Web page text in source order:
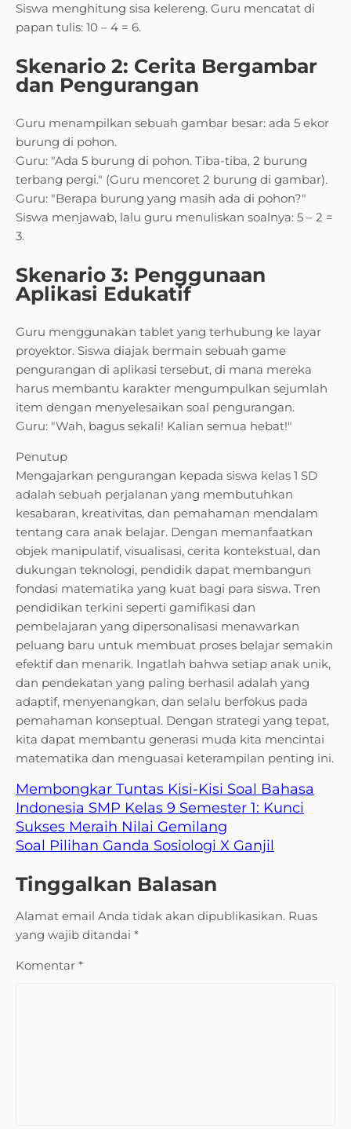
Siswa menghitung sisa kelereng. Guru mencatat di
papan tulis: 10 – 4 = 6.
Skenario 2: Cerita Bergambar
dan Pengurangan
Guru menampilkan sebuah gambar besar: ada 5 ekor
burung di pohon.
Guru: "Ada 5 burung di pohon. Tiba-tiba, 2 burung
terbang pergi." (Guru mencoret 2 burung di gambar).
Guru: "Berapa burung yang masih ada di pohon?"
Siswa menjawab, lalu guru menuliskan soalnya: 5 – 2 =
3.
Skenario 3: Penggunaan
Aplikasi Edukatif
Guru menggunakan tablet yang terhubung ke layar
proyektor. Siswa diajak bermain sebuah game
pengurangan di aplikasi tersebut, di mana mereka
harus membantu karakter mengumpulkan sejumlah
item dengan menyelesaikan soal pengurangan.
Guru: "Wah, bagus sekali! Kalian semua hebat!"
Penutup
Mengajarkan pengurangan kepada siswa kelas 1 SD
adalah sebuah perjalanan yang membutuhkan
kesabaran, kreativitas, dan pemahaman mendalam
tentang cara anak belajar. Dengan memanfaatkan
objek manipulatif, visualisasi, cerita kontekstual, dan
dukungan teknologi, pendidik dapat membangun
fondasi matematika yang kuat bagi para siswa. Tren
pendidikan terkini seperti gamifikasi dan
pembelajaran yang dipersonalisasi menawarkan
peluang baru untuk membuat proses belajar semakin
efektif dan menarik. Ingatlah bahwa setiap anak unik,
dan pendekatan yang paling berhasil adalah yang
adaptif, menyenangkan, dan selalu berfokus pada
pemahaman konseptual. Dengan strategi yang tepat,
kita dapat membantu generasi muda kita mencintai
matematika dan menguasai keterampilan penting ini.
Membongkar Tuntas Kisi-Kisi Soal Bahasa
Indonesia SMP Kelas 9 Semester 1: Kunci
Sukses Meraih Nilai Gemilang
Soal Pilihan Ganda Sosiologi X Ganjil
Tinggalkan Balasan
Alamat email Anda tidak akan dipublikasikan. Ruas
yang wajib ditandai *
Komentar *